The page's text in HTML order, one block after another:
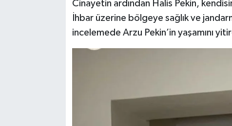
Cinayetin ardından Halis Pekin,
İhbar üzerine bölgeye sağlık ve
incelemede Arzu Pekin’in yaşamını